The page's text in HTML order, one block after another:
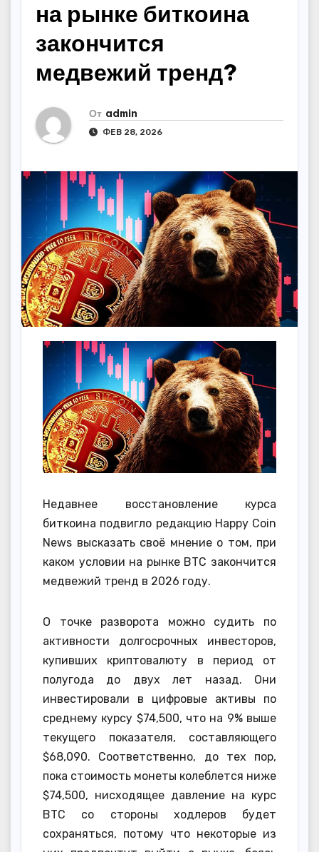
на рынке биткоина
закончится
медвежий тренд?
От admin
ФЕВ 28, 2026
Недавнее восстановление курса
биткоина подвигло редакцию Happy Coin
News высказать своё мнение о том, при
каком условии на рынке BTC закончится
медвежий тренд в 2026 году.
О точке разворота можно судить по
активности долгосрочных инвесторов,
купивших криптовалюту в период от
полугода до двух лет назад. Они
инвестировали в цифровые активы по
среднему курсу $74,500, что на 9% выше
текущего показателя, составляющего
$68,090. Соответственно, до тех пор,
пока стоимость монеты колеблется ниже
$74,500, нисходящее давление на курс
BTC со стороны ходлеров будет
сохраняться, потому что некоторые из